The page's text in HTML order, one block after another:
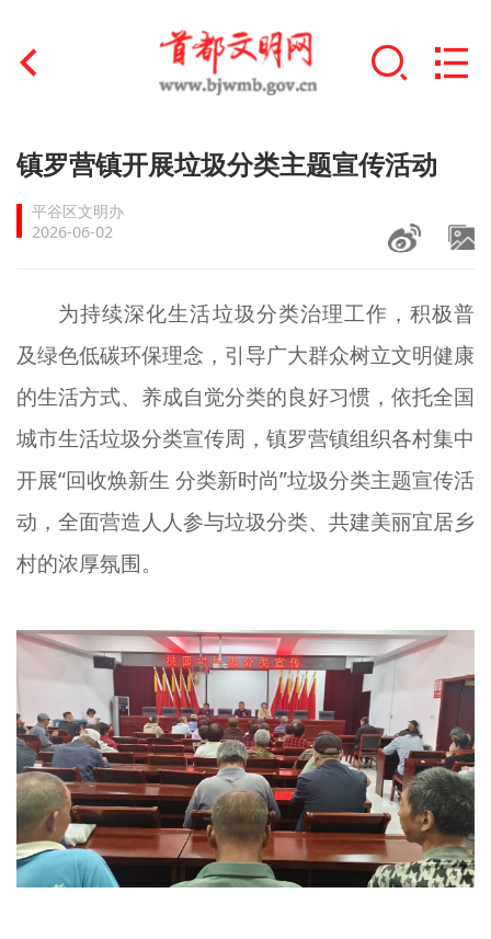
首页
文明创建
文明培育
+
未成年人思想道德建设
榜样人物
+
身边好人
文明评论
北京宣传文化引导基金
资料库
+
镇罗营镇开展垃圾分类主题宣传活动
平谷区文明办
2026-06-02
为持续深化生活垃圾分类治理工作，积极普
及绿色低碳环保理念，引导广大群众树立文明健康
的生活方式、养成自觉分类的良好习惯，依托全国
城市生活垃圾分类宣传周，镇罗营镇组织各村集中
开展“回收焕新生 分类新时尚”垃圾分类主题宣传活
动，全面营造人人参与垃圾分类、共建美丽宜居乡
村的浓厚氛围。